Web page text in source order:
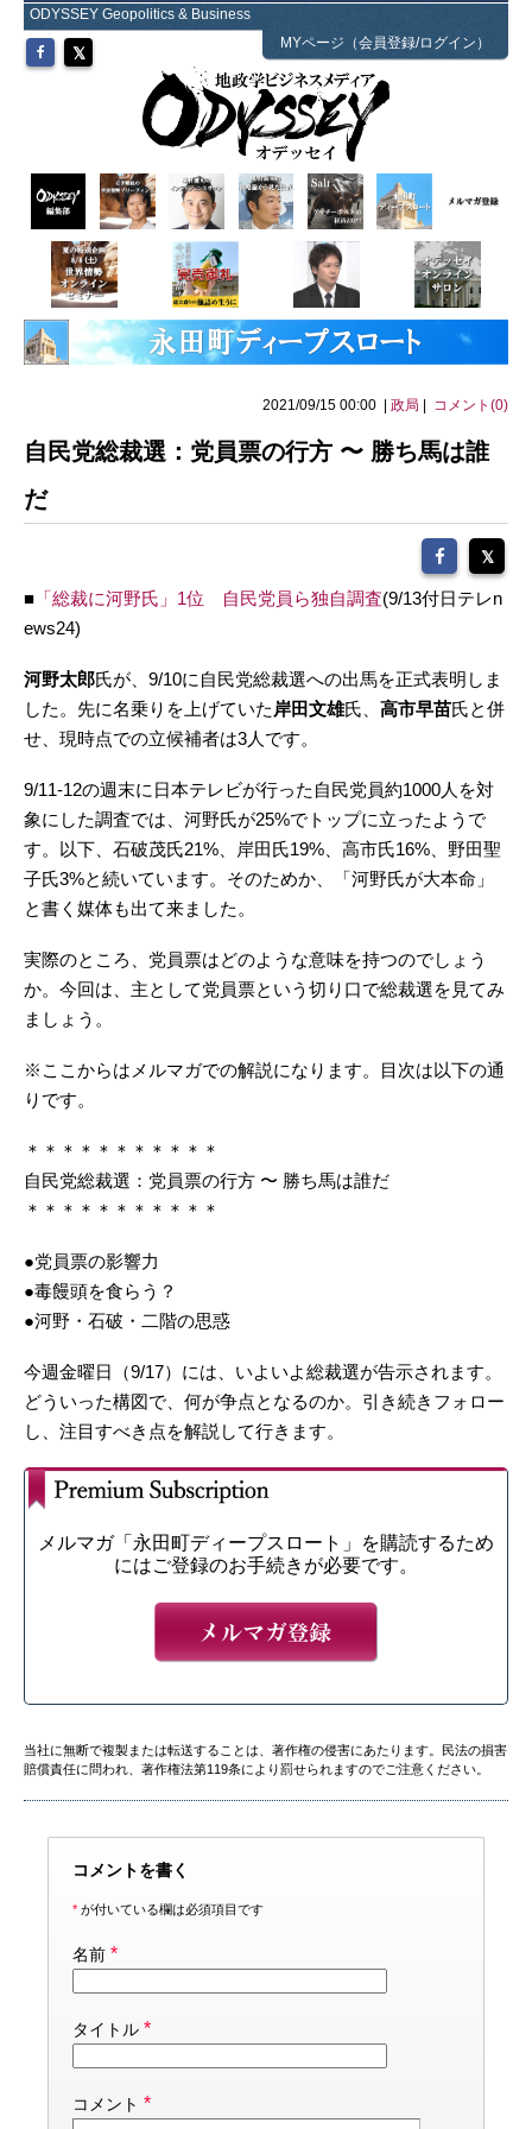
ODYSSEY Geopolitics & Business
MYページ（会員登録/ログイン）
2021/09/15 00:00 | 政局 コメント(0)
自民党総裁選：党員票の行方 〜 勝ち馬は誰
だ
■ 「総裁に河野氏」1位 自民党員ら独自調査(9/13付日テレn
ews24)
河野太郎氏が、9/10に自民党総裁選への出馬を正式表明しま
した。先に名乗りを上げていた 岸田文雄氏、 高市早苗氏と併
せ、現時点での立候補者は3人です。
9/11-12の週末に日本テレビが行った自民党員約1000人を対
象にした調査では、河野氏が25%でトップに立ったようで
す。以下、石破茂氏21%、岸田氏19%、高市氏16%、野田聖
子氏3%と続いています。そのためか、「河野氏が大本命」
と書く媒体も出て来ました。
実際のところ、党員票はどのような意味を持つのでしょう
か。今回は、主として党員票という切り口で総裁選を見てみ
ましょう。
※ここからはメルマガでの解説になります。目次は以下の通
りです。
＊＊＊＊＊＊＊＊＊＊＊
自民党総裁選：党員票の行方 〜 勝ち馬は誰だ
＊＊＊＊＊＊＊＊＊＊＊
●党員票の影響力
●毒饅頭を食らう？
●河野・石破・二階の思惑
今週金曜日（9/17）には、いよいよ総裁選が告示されます。
どういった構図で、何が争点となるのか。引き続きフォロー
し、注目すべき点を解説して行きます。
メルマガ「永田町ディープスロート」を購読するため
にはご登録のお手続きが必要です。
当社に無断で複製または転送することは、著作権の侵害にあたります。民法の損害
賠償責任に問われ、著作権法第119条により罰せられますのでご注意ください。
コメントを書く
* が付いている欄は必須項目です
名前 *
タイトル *
コメント *